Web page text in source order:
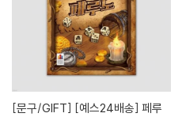
[문구/GIFT]